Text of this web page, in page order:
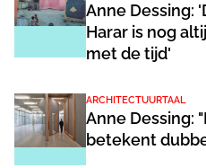
Anne Dessing:
Harar is nog
met de tijd'
ARCHITECTUURTAAL
Anne Dessing:
betekent